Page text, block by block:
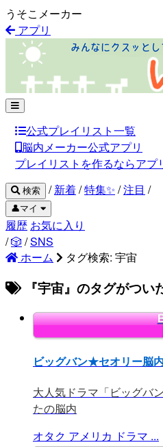
うそこメーカー
アプリ
公式プレイリスト一覧
脳内メーカー公式アプリ
プレイリストを作るならアプ
検索 / 新着/特集✨ /注目 /
👤マイ
履歴 お気に入り
/🎲 /SNS
ホーム
タグ検索: 宇宙
『宇宙』のタグがつい
ビッグバン★セオリー脳内
大人気ドラマ「ビッグバ
たの脳内
オタク アメリカ ドラマ ...